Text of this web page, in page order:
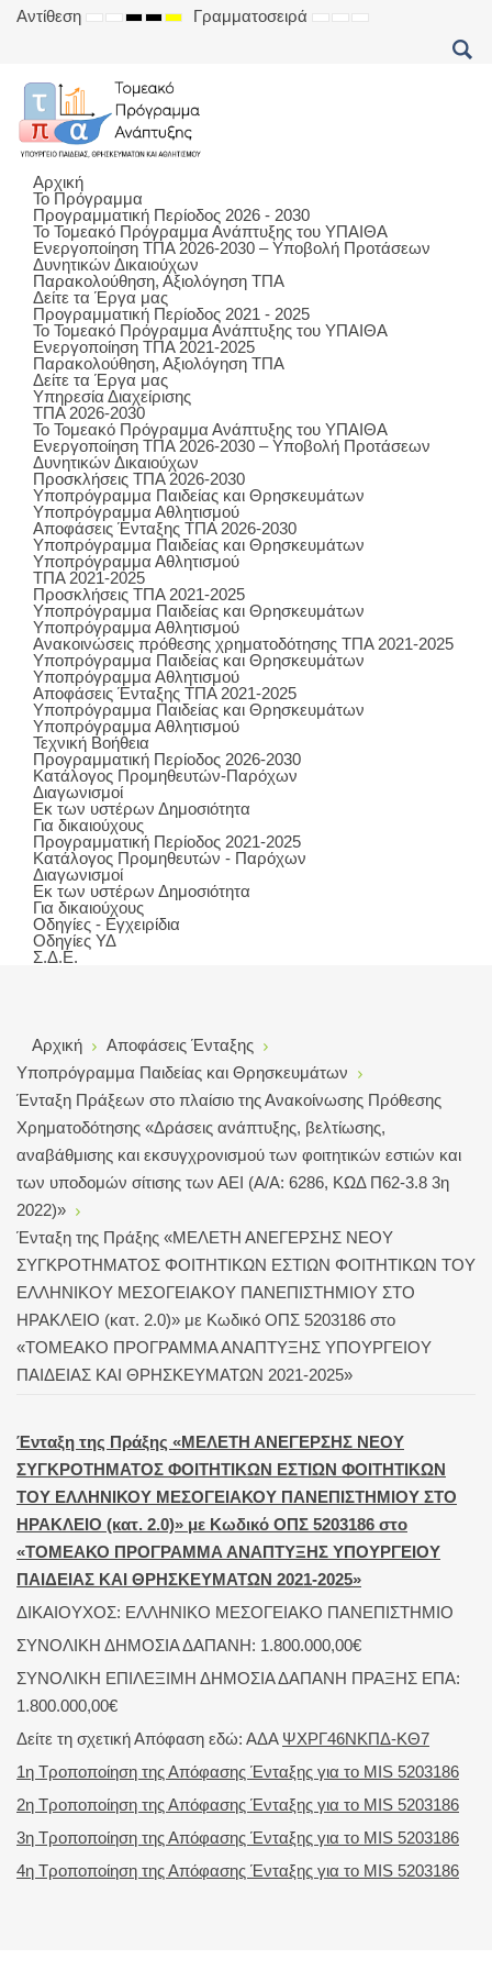
Αντίθεση
DEFAULT
NIGHT
HIGH
MODE
HIGH
MODE
HIGH
MODE
Γραμματοσειρά
SETSETSET
Αρχική
Το Πρόγραμμα
Προγραμματική Περίοδος 2026 - 2030
Το Τομεακό Πρόγραμμα Ανάπτυξης του ΥΠΑΙΘΑ
Ενεργοποίηση ΤΠΑ 2026-2030 – Υποβολή Προτάσεων
Δυνητικών Δικαιούχων
Παρακολούθηση, Αξιολόγηση ΤΠΑ
Δείτε τα Έργα μας
Προγραμματική Περίοδος 2021 - 2025
Το Τομεακό Πρόγραμμα Ανάπτυξης του ΥΠΑΙΘΑ
Ενεργοποίηση ΤΠΑ 2021-2025
Παρακολούθηση, Αξιολόγηση ΤΠΑ
Δείτε τα Έργα μας
Υπηρεσία Διαχείρισης
ΤΠΑ 2026-2030
Το Τομεακό Πρόγραμμα Ανάπτυξης του ΥΠΑΙΘΑ
Ενεργοποίηση ΤΠΑ 2026-2030 – Υποβολή Προτάσεων
Δυνητικών Δικαιούχων
Προσκλήσεις ΤΠΑ 2026-2030
Υποπρόγραμμα Παιδείας και Θρησκευμάτων
Υποπρόγραμμα Αθλητισμού
Αποφάσεις Ένταξης ΤΠΑ 2026-2030
Υποπρόγραμμα Παιδείας και Θρησκευμάτων
Υποπρόγραμμα Αθλητισμού
ΤΠΑ 2021-2025
Προσκλήσεις ΤΠΑ 2021-2025
Υποπρόγραμμα Παιδείας και Θρησκευμάτων
Υποπρόγραμμα Αθλητισμού
Ανακοινώσεις πρόθεσης χρηματοδότησης ΤΠΑ 2021-2025
Υποπρόγραμμα Παιδείας και Θρησκευμάτων
Υποπρόγραμμα Αθλητισμού
Αποφάσεις Ένταξης ΤΠΑ 2021-2025
Υποπρόγραμμα Παιδείας και Θρησκευμάτων
Υποπρόγραμμα Αθλητισμού
Τεχνική Βοήθεια
Προγραμματική Περίοδος 2026-2030
Κατάλογος Προμηθευτών-Παρόχων
Διαγωνισμοί
Εκ των υστέρων Δημοσιότητα
Για δικαιούχους
Προγραμματική Περίοδος 2021-2025
Κατάλογος Προμηθευτών - Παρόχων
Διαγωνισμοί
Εκ των υστέρων Δημοσιότητα
Για δικαιούχους
Οδηγίες - Εγχειρίδια
Οδηγίες ΥΔ
Σ.Δ.Ε.
Αρχική
Αποφάσεις Ένταξης
Υποπρόγραμμα Παιδείας και Θρησκευμάτων
Ένταξη Πράξεων στο πλαίσιο της Ανακοίνωσης Πρόθεσης
Χρηματοδότησης «Δράσεις ανάπτυξης, βελτίωσης,
αναβάθμισης και εκσυγχρονισμού των φοιτητικών εστιών και
των υποδομών σίτισης των ΑΕΙ (Α/Α: 6286, ΚΩΔ Π62-3.8 3η
2022)»
Ένταξη της Πράξης «ΜΕΛΕΤΗ ΑΝΕΓΕΡΣΗΣ ΝΕΟΥ
ΣΥΓΚΡΟΤΗΜΑΤΟΣ ΦΟΙΤΗΤΙΚΩΝ ΕΣΤΙΩΝ ΦΟΙΤΗΤΙΚΩΝ ΤΟΥ
ΕΛΛΗΝΙΚΟΥ ΜΕΣΟΓΕΙΑΚΟΥ ΠΑΝΕΠΙΣΤΗΜΙΟΥ ΣΤΟ
ΗΡΑΚΛΕΙΟ (κατ. 2.0)» με Κωδικό ΟΠΣ 5203186 στο
«ΤΟΜΕΑΚΟ ΠΡΟΓΡΑΜΜΑ ΑΝΑΠΤΥΞΗΣ ΥΠΟΥΡΓΕΙΟΥ
ΠΑΙΔΕΙΑΣ ΚΑΙ ΘΡΗΣΚΕΥΜΑΤΩΝ 2021-2025»
Ένταξη της Πράξης «ΜΕΛΕΤΗ ΑΝΕΓΕΡΣΗΣ ΝΕΟΥ
ΣΥΓΚΡΟΤΗΜΑΤΟΣ ΦΟΙΤΗΤΙΚΩΝ ΕΣΤΙΩΝ ΦΟΙΤΗΤΙΚΩΝ
ΤΟΥ ΕΛΛΗΝΙΚΟΥ ΜΕΣΟΓΕΙΑΚΟΥ ΠΑΝΕΠΙΣΤΗΜΙΟΥ ΣΤΟ
ΗΡΑΚΛΕΙΟ (κατ. 2.0)» με Κωδικό ΟΠΣ 5203186 στο
«ΤΟΜΕΑΚΟ ΠΡΟΓΡΑΜΜΑ ΑΝΑΠΤΥΞΗΣ ΥΠΟΥΡΓΕΙΟΥ
ΠΑΙΔΕΙΑΣ ΚΑΙ ΘΡΗΣΚΕΥΜΑΤΩΝ 2021-2025»
ΔΙΚΑΙΟΥΧΟΣ: ΕΛΛΗΝΙΚΟ ΜΕΣΟΓΕΙΑΚΟ ΠΑΝΕΠΙΣΤΗΜΙΟ
ΣΥΝΟΛΙΚΗ ΔΗΜΟΣΙΑ ΔΑΠΑΝΗ: 1.800.000,00€
ΣΥΝΟΛΙΚΗ ΕΠΙΛΕΞΙΜΗ ΔΗΜΟΣΙΑ ΔΑΠΑΝΗ ΠΡΑΞΗΣ ΕΠΑ:
1.800.000,00€
Δείτε τη σχετική Απόφαση εδώ: ΑΔΑ ΨΧΡΓ46ΝΚΠΔ-ΚΘ7
1η Τροποποίηση της Απόφασης Ένταξης για το MIS 5203186
2η Τροποποίηση της Απόφασης Ένταξης για το MIS 5203186
3η Τροποποίηση της Απόφασης Ένταξης για το MIS 5203186
4η Τροποποίηση της Απόφασης Ένταξης για το MIS 5203186